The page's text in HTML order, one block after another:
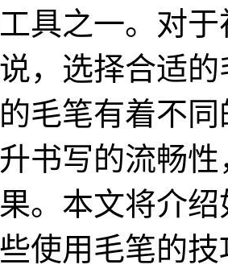
具之一。对
，选择合适
毛笔有着不
书写的流畅
。本文将介
使用毛笔的